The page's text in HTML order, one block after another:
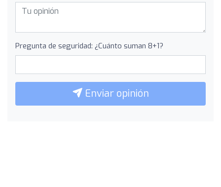
Pregunta de seguridad: ¿Cuánto suman 8+1?
Enviar opinión